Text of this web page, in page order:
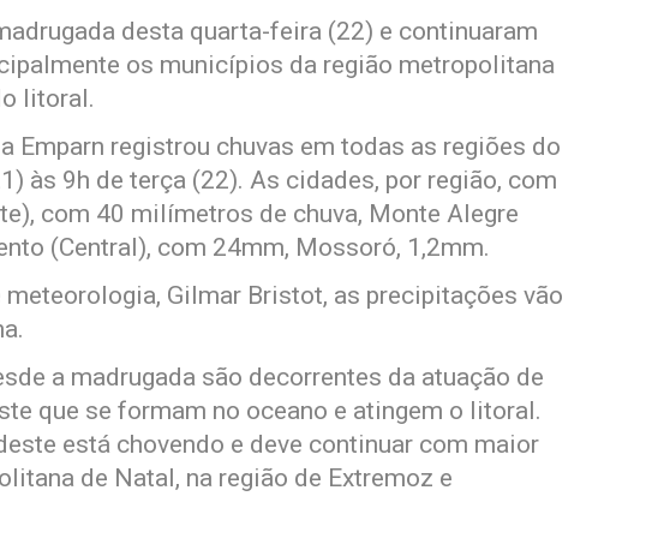
desta quarta-feira (22) e continuaram
os municípios da região metropolitana
litoral.
Emparn registrou chuvas em todas as regiões do
às 9h de terça (22). As cidades, por região, com
com 40 milímetros de chuva, Monte Alegre
(Central), com 24mm, Mossoró, 1,2mm.
Gilmar Bristot, as precipitações vão
a madrugada são decorrentes da atuação de
que se formam no oceano e atingem o litoral.
está chovendo e deve continuar com maior
de Natal, na região de Extremoz e